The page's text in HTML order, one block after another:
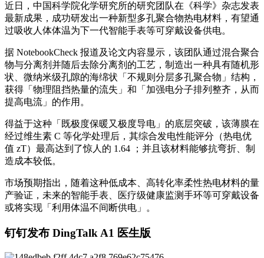
近日，中国科学院化学研究所的研究团队在《科学》杂志发表
最新成果，成功研发出一种新型多孔聚合物热电材料，有望通
过吸收人体体温为下一代智能手表等可穿戴设备供电。
据 NotebookCheck 报道及论文内容显示，该团队通过混合聚合
物与分离剂并随后去除分离剂的工艺，制造出一种具有随机形
状、微纳米级孔隙的海绵状「不规则分层多孔聚合物」结构，
获得「物理阻挡热量的流失」和「加强电分子排列整齐，从而
提高电流」的作用。
得益于这种「既极度保暖又极度导电」的底层突破，该薄膜在
经过维生素 C 等化学处理后，其综合发电性能评分（热电优
值 zT）最高达到了惊人的 1.64 ；并且该材料能够抗弯折、制
造成本较低。
市场预期指出，随着这种低成本、高转化率柔性热电材料的量
产验证，未来的智能手表、医疗级健康监测手环等可穿戴设备
或将实现「利用体温不间断供电」。
钉钉发布 DingTalk A1 医生版